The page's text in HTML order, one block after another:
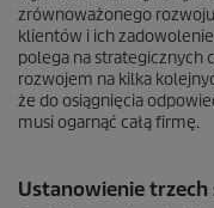
zrównoważonego
klientów i ich
polega na strategicznych
rozwojem na kilka
że do osiągnięcia
musi ogarnąć całą firmę.
Ustanowienie